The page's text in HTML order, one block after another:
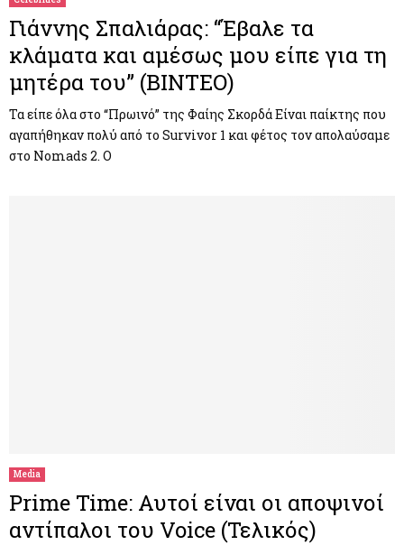
Γιάννης Σπαλιάρας: “Έβαλε τα
κλάματα και αμέσως μου είπε για τη
μητέρα του” (ΒΙΝΤΕΟ)
Τα είπε όλα στο “Πρωινό” της Φαίης Σκορδά Είναι παίκτης που
αγαπήθηκαν πολύ από το Survivor 1 και φέτος τον απολαύσαμε
στο Nomads 2. Ο
Media
Prime Time: Αυτοί είναι οι αποψινοί
αντίπαλοι του Voice (Τελικός)